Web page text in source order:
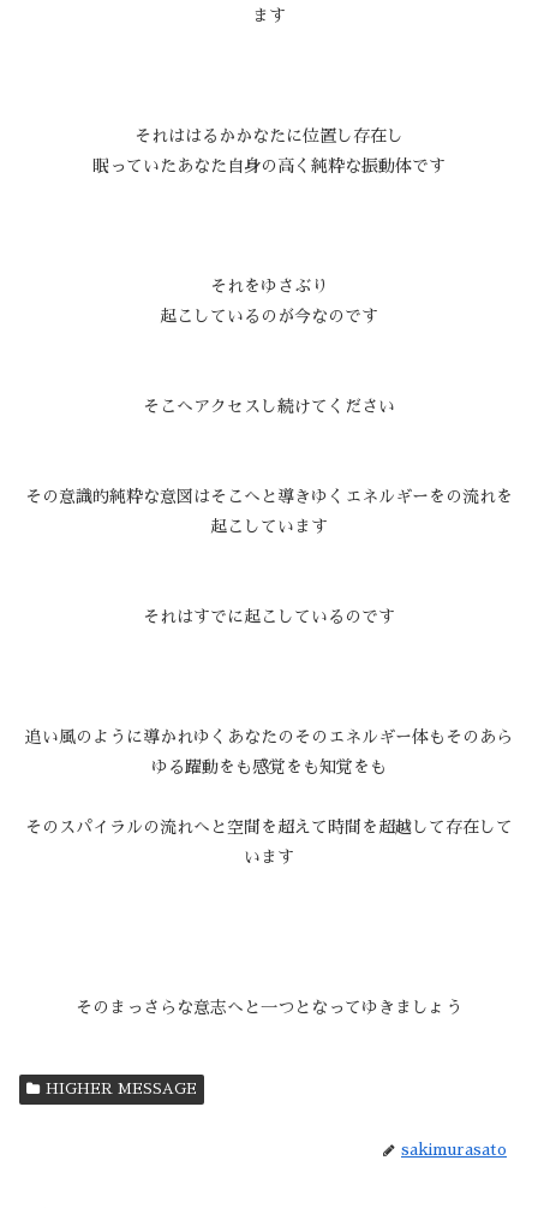
ます
それははるかかなたに位置し存在し
眠っていたあなた自身の高く純粋な振動体です
それをゆさぶり
起こしているのが今なのです
そこへアクセスし続けてください
その意識的純粋な意図はそこへと導きゆくエネルギーをの流れを
起こしています
それはすでに起こしているのです
追い風のように導かれゆくあなたのそのエネルギー体もそのあら
ゆる躍動をも感覚をも知覚をも
そのスパイラルの流れへと空間を超えて時間を超越して存在して
います
そのまっさらな意志へと一つとなってゆきましょう
HIGHER MESSAGE
sakimurasato